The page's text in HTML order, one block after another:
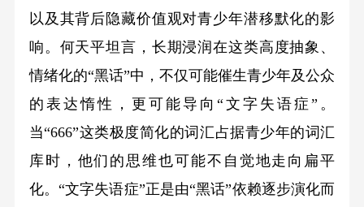
以及其背后隐藏价值观对青少年潜移默化的影
响。何天平坦言，长期浸润在这类高度抽象、
情绪化的“黑话”中，不仅可能催生青少年及公众
的表达惰性，更可能导向“文字失语症”。
当“666”这类极度简化的词汇占据青少年的词汇
库时，他们的思维也可能不自觉地走向扁平
化。“文字失语症”正是由“黑话”依赖逐步演化而